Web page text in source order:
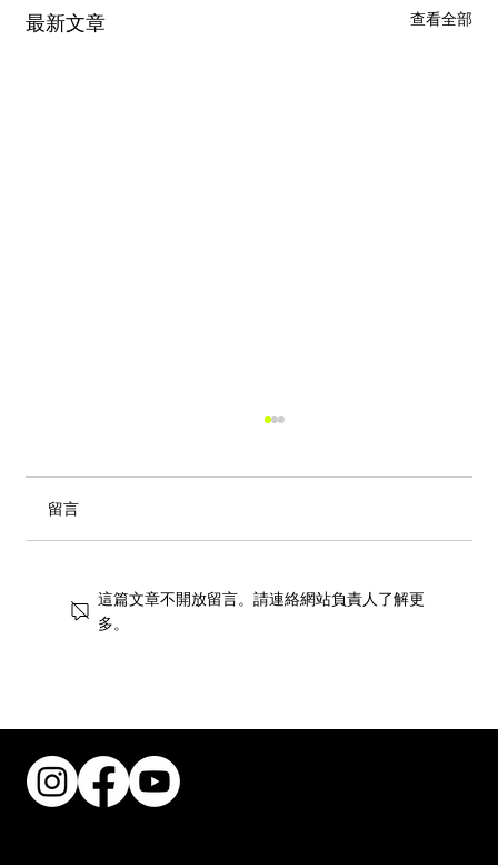
最新文章 查看全部
留言
這篇文章不開放留言。請連絡網站負責人了解更
多。